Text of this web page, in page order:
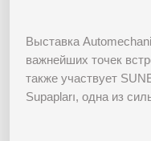
Выставка
важнейших точек
также участвует
Supapları, одна из